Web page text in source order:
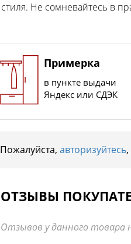
стиля. Не сомневайтесь в
Примерка
в пункте выдачи
Яндекс или СДЭК
Пожалуйста, авторизуйтесь
ОТЗЫВЫ
Отзывов у данного товара